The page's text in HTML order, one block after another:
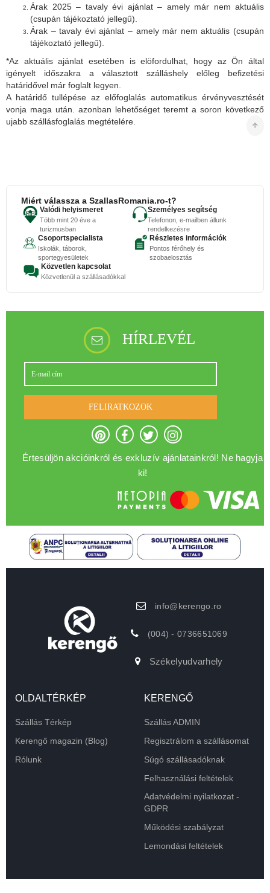
Árak 2025 – tavaly évi ajánlat – amely már nem aktuális
(csupán tájékoztató jellegű).
Árak – tavaly évi ajánlat – amely már nem aktuális (csupán
tájékoztató jellegű).
*Az aktuális ajánlat esetében is elöfordulhat, hogy az Ön által
igényelt időszakra a választott szálláshely előleg befizetési
határidővel már foglalt legyen.
A határidő tullépése az előfoglalás automatikus érvényvesztését
vonja maga után. azonban lehetőséget teremt a soron következő
ujabb szállásfoglalás megtételére.
Miért válassza a SzallasRomania.ro-t?
Valódi helyismeret
Több mint 20 éve a
turizmusban
Személyes segítség
Telefonon, e-mailben állunk
rendelkezésre
Csoportspecialista
Iskolák, táborok,
sportegyesületek
Részletes információk
Pontos férőhely és
szobaelosztás
Közvetlen kapcsolat
Közvetlenül a szállásadókkal
HÍRLEVÉL
FELIRATKOZOK
Értesüljön akcióinkról és exkluzív ajánlatainkról! Ne hagyja
ki!
info@kerengo.ro
(004) - 0736651069
Székelyudvarhely
OLDALTÉRKÉP
Szállás Térkép
Kerengő magazin (Blog)
Rólunk
KERENGŐ
Szállás ADMIN
Regisztrálom a szállásomat
Súgó szállásadóknak
Felhasználási feltételek
Adatvédelmi nyilatkozat -
GDPR
Működési szabályzat
Lemondási feltételek